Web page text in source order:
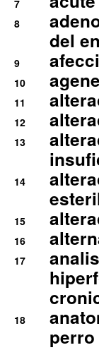
7
8
del
9
10
11
12
13
14
15
16
17
18
perro